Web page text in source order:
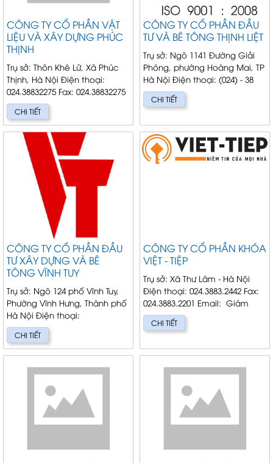
CÔNG TY CỔ PHẦN VẬT
LIỆU VÀ XÂY DỰNG PHÚC
THỊNH
Trụ sở: Thôn Khê Lữ, Xã Phúc
Thịnh, Hà Nội Điện thoại:
024.38832275 Fax: 024.38832275
Giám Đốc: Nguyễn Văn Minh
C...CHI TIẾT
CÔNG TY CỔ PHẦN ĐẦU
TƯ VÀ BÊ TÔNG THỊNH LIỆT
Trụ sở: Ngõ 1141 Đường Giải
Phóng, phường Hoàng Mai, TP
Hà Nội Điện thoại: (024) - 38
614 509 Fax: (024) - 8 615 289
Email: Gi&...
CHI TIẾT
CÔNG TY CỔ PHẦN ĐẦU
TƯ XÂY DỰNG VÀ BÊ
TÔNG VĨNH TUY
Trụ sở: Ngõ 124 phố Vĩnh Tuy,
Phường Vĩnh Hưng, Thành phố
Hà Nội Điện thoại:
024.38629159 Fax: 024.38610091
Email: Tổng Giám Đố...
CHI TIẾT
CÔNG TY CỔ PHẦN KHÓA
VIỆT - TIỆP
Trụ sở: Xã Thư Lâm - Hà Nội
Điện thoại: 024.3883.2442 Fax:
024.3883.2201 Email: Giám
đốc: Lê Đức Phương Là doanh
n...CHI TIẾT